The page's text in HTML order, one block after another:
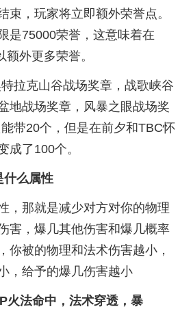
束，玩家将立即额外荣誉点。
是75000荣誉，这意味着在
外更多荣誉。
拉克山谷战场奖章，战歌峡谷
地战场奖章，风暴之眼战场奖
带20个，但是在前夕和TBC怀
成了100个。
什么属性
，那就是减少对方对你的物理
害，爆几其他伤害和爆几概率
你被的物理和法术伤害越小，
，给予的爆几伤害越小
火法命中，法术穿透，暴